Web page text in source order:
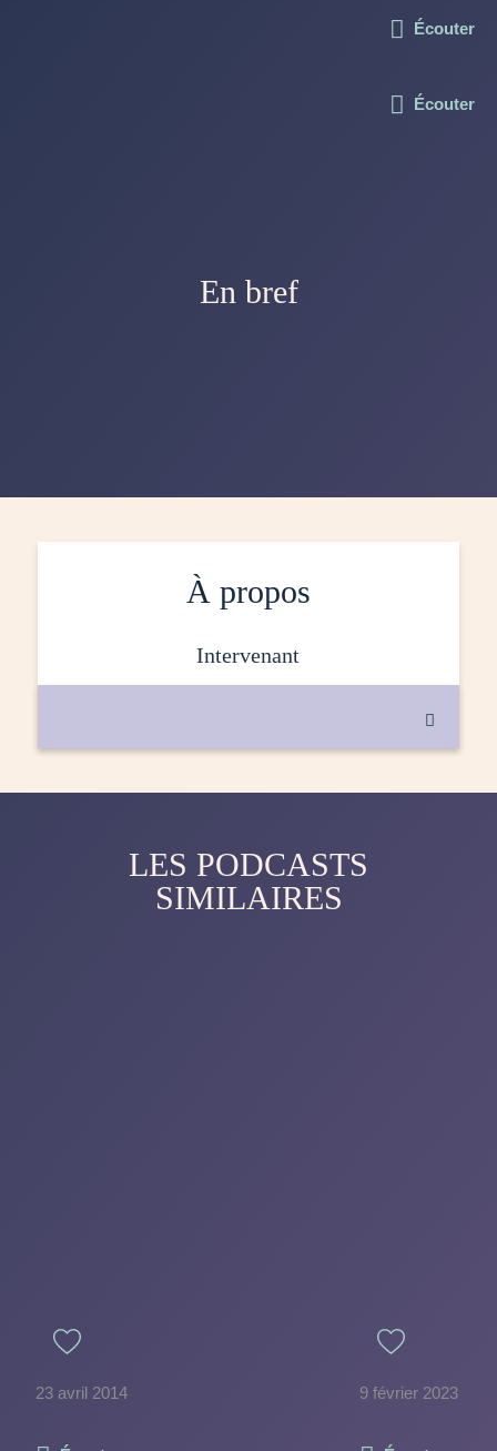
Écouter
Écouter
En bref
À propos
intervenant

LES PODCASTS
SIMILAIRES
23 avril 2014 9 février 2023